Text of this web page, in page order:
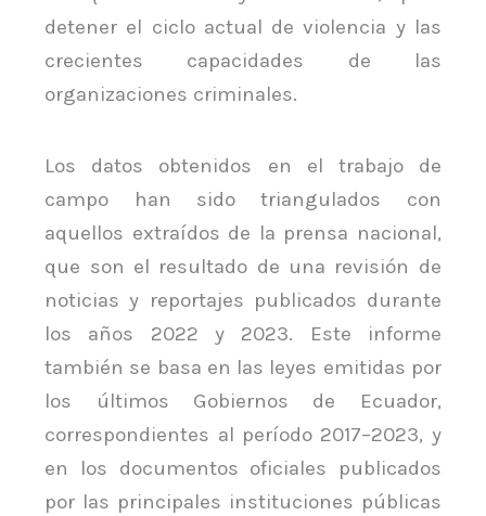
detener el ciclo actual de violencia y las
crecientes capacidades de las
organizaciones criminales.
Los datos obtenidos en el trabajo de
campo han sido triangulados con
aquellos extraídos de la prensa nacional,
que son el resultado de una revisión de
noticias y reportajes publicados durante
los años 2022 y 2023. Este informe
también se basa en las leyes emitidas por
los últimos Gobiernos de Ecuador,
correspondientes al período 2017–2023, y
en los documentos oficiales publicados
por las principales instituciones públicas